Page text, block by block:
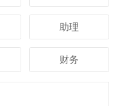
助理
财务